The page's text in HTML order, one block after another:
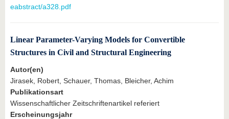
eabstract/a328.pdf
Linear Parameter-Varying Models for Convertible
Structures in Civil and Structural Engineering
Autor(en)
Jirasek, Robert, Schauer, Thomas, Bleicher, Achim
Publikationsart
Wissenschaftlicher Zeitschriftenartikel referiert
Erscheinungsjahr